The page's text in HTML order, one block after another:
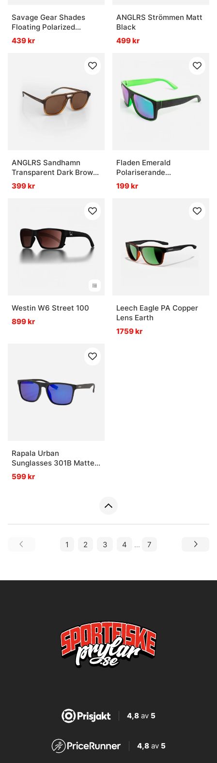
Savage Gear Shades
Floating Polarized
Sunglasses - Amber (Sun
And Clouds)
439 kr
ANGLRS Strömmen Matt
Black
499 kr
ANGLRS Sandhamn
Transparent Dark Brown
to Light Brown Gradient
399 kr
Fladen Emerald
Polariserande
Solglasögon
199 kr
Westin W6 Street 100
899 kr
Leech Eagle PA Copper
Lens Earth
1759 kr
Rapala Urban
Sunglasses 301B Matte
Dark Grey Frame
599 kr
1 2 3 4 ... 7
4,8av 5
4,8 av 5